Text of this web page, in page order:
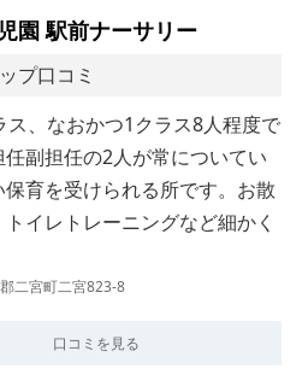
園 駅前ナーサリー
プ口コミ
ス、なおかつ1クラス8人程度で
副担任の2人が常についてい
保育を受けられる所です。お散
イレトレーニングなど細かく
二宮町二宮823-8
口コミを見る